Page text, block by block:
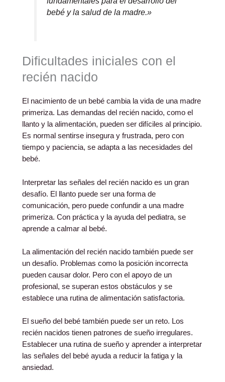
bebé y la salud de la madre.»
Dificultades iniciales con el
recién nacido
El nacimiento de un bebé cambia la vida de una madre
primeriza. Las demandas del recién nacido, como el
llanto y la alimentación, pueden ser difíciles al principio.
Es normal sentirse insegura y frustrada, pero con
tiempo y paciencia, se adapta a las necesidades del
bebé.
Interpretar las señales del recién nacido es un gran
desafío. El llanto puede ser una forma de
comunicación, pero puede confundir a una madre
primeriza. Con práctica y la ayuda del pediatra, se
aprende a calmar al bebé.
La alimentación del recién nacido también puede ser
un desafío. Problemas como la posición incorrecta
pueden causar dolor. Pero con el apoyo de un
profesional, se superan estos obstáculos y se
establece una rutina de alimentación satisfactoria.
El sueño del bebé también puede ser un reto. Los
recién nacidos tienen patrones de sueño irregulares.
Establecer una rutina de sueño y aprender a interpretar
las señales del bebé ayuda a reducir la fatiga y la
ansiedad.